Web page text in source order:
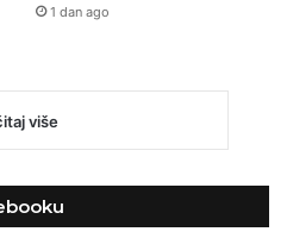
1 dan ago
više